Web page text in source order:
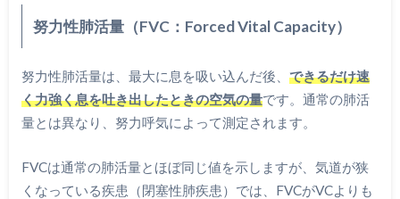
努力性肺活量（FVC：Forced Vital Capacity）
努力性肺活量は、最大に息を吸い込んだ後、 できるだけ速
く力強く息を吐き出したときの空気の量です。通常の肺活
量とは異なり、努力呼気によって測定されます。
FVCは通常の肺活量とほぼ同じ値を示しますが、気道が狭
くなっている疾患（閉塞性肺疾患）では、FVCがVCよりも